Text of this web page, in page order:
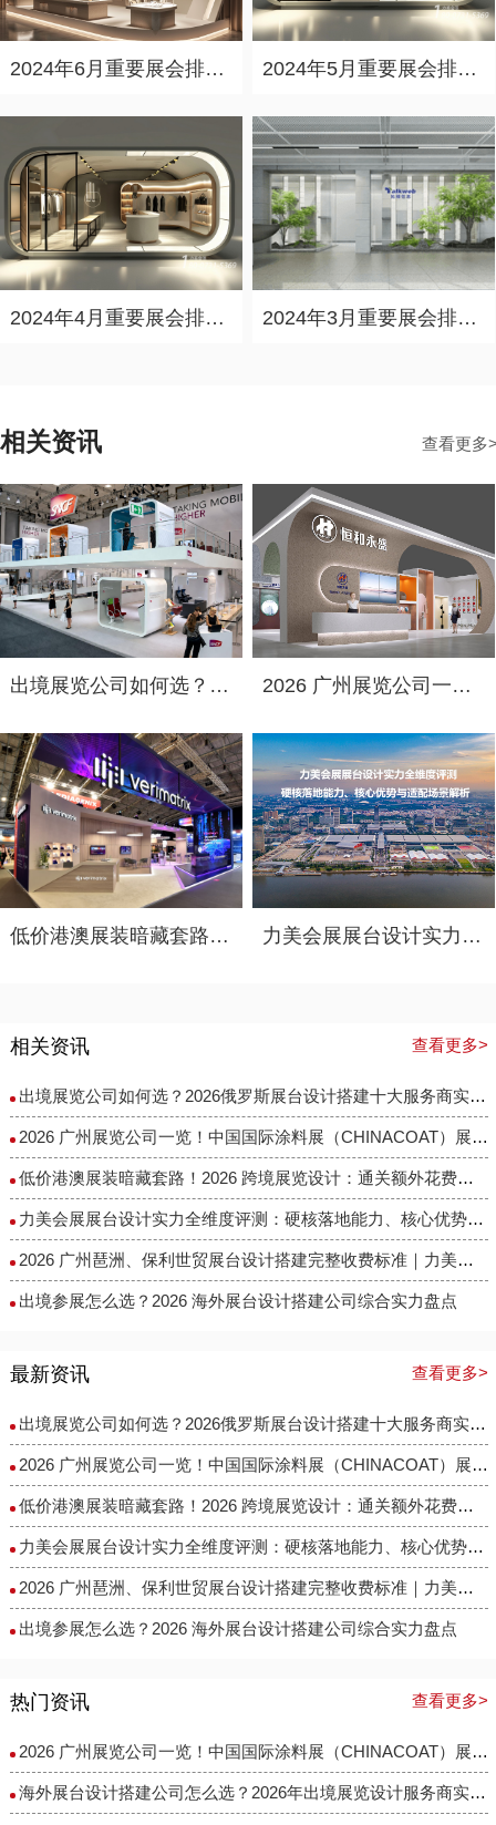
2024年6月重要展会排期信息，展会策划展台设计搭建公司推荐 2024年5月重要展会排期信息，展台设计定制厂家推荐
2024年4月重要展会排期信息，展会展台设计搭建公司推荐 2024年3月重要展会排期信息，展台设计搭建公司推荐
相关资讯 查看更多
出境展览公司如何选？2026俄罗斯展台设计搭建十大服务商实力盘点 2026 广州展览公司一览！中国国际涂料展（CHINACOAT）展台设计搭建服务商推荐
低价港澳展装暗藏套路！2026 跨境展览设计：通关额外花费避雷指南 力美会展展台设计实力全维度评测：硬核落地能力、核心优势与适配场景解析
相关资讯 查看更多>
出境展览公司如何选？2026俄罗斯展台设计搭建十大服务商实力盘点
2026 广州展览公司一览！中国国际涂料展（CHINACOAT）展台设计搭建服务商推荐
低价港澳展装暗藏套路！2026 跨境展览设计：通关额外花费避雷指南
力美会展展台设计实力全维度评测：硬核落地能力、核心优势与适配场景解析
2026 广州琶洲、保利世贸展台设计搭建完整收费标准｜力美会展分级包干报价，全程无隐形增项
出境参展怎么选？2026 海外展台设计搭建公司综合实力盘点
最新资讯 查看更多>
出境展览公司如何选？2026俄罗斯展台设计搭建十大服务商实力盘点
2026 广州展览公司一览！中国国际涂料展（CHINACOAT）展台设计搭建服务商推荐
低价港澳展装暗藏套路！2026 跨境展览设计：通关额外花费避雷指南
力美会展展台设计实力全维度评测：硬核落地能力、核心优势与适配场景解析
2026 广州琶洲、保利世贸展台设计搭建完整收费标准｜力美会展分级包干报价，全程无隐形增项
出境参展怎么选？2026 海外展台设计搭建公司综合实力盘点
热门资讯 查看更多>
2026 广州展览公司一览！中国国际涂料展（CHINACOAT）展台设计搭建服务商推荐
海外展台设计搭建公司怎么选？2026年出境展览设计服务商实力全解析